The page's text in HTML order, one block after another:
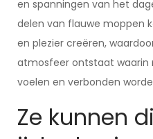
en spanningen van het
delen van flauwe moppen
en plezier creëren,
atmosfeer ontstaat waarin
voelen en verbonden
Ze kunnen